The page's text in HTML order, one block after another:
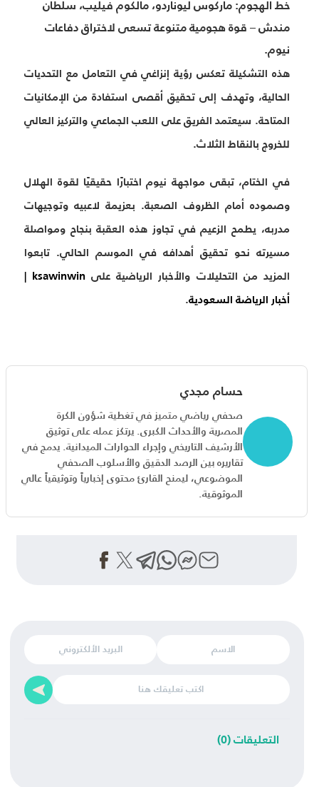
خط الهجوم: ماركوس ليوناردو، مالكوم فيليب، سلطان
مندش – قوة هجومية متنوعة تسعى لاختراق دفاعات
نيوم.
هذه التشكيلة تعكس رؤية إنزاغي في التعامل مع التحديات
الحالية، وتهدف إلى تحقيق أقصى استفادة من الإمكانيات
المتاحة. سيعتمد الفريق على اللعب الجماعي والتركيز العالي
للخروج بالنقاط الثلاث.
في الختام، تبقى مواجهة نيوم اختبارًا حقيقيًا لقوة الهلال
وصموده أمام الظروف الصعبة. بعزيمة لاعبيه وتوجيهات
مدربه، يطمح الزعيم في تجاوز هذه العقبة بنجاح ومواصلة
مسيرته نحو تحقيق أهدافه في الموسم الحالي. تابعوا
المزيد من التحليلات والأخبار الرياضية على
أخبار الرياضة السعودية.
حسام مجدي
صحفي رياضي متميز في تغطية شؤون الكرة
المصرية والأحداث الكبرى. يرتكز عمله على توثيق
الأرشيف التاريخي وإجراء الحوارات الميدانية. يدمج في
تقاريره بين الرصد الدقيق والأسلوب الصحفي
الموضوعي، ليمنح القارئ محتوى إخبارياً وتوثيقياً عالي
الموثوقية.
التعليقات (0)